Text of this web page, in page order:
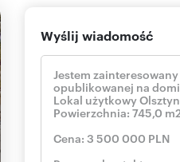
Wyślij wiadomość